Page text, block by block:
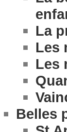
La
Les
Les
Belles